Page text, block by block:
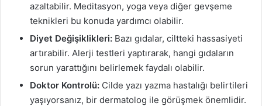
azaltabilir. Meditasyon, yoga veya diğer gevşeme
teknikleri bu konuda yardımcı olabilir.
Diyet Değişiklikleri: Bazı gıdalar, ciltteki hassasiyeti
artırabilir. Alerji testleri yaptırarak, hangi gıdaların
sorun yarattığını belirlemek faydalı olabilir.
Doktor Kontrolü: Cilde yazı yazma hastalığı belirtileri
yaşıyorsanız, bir dermatolog ile görüşmek önemlidir.